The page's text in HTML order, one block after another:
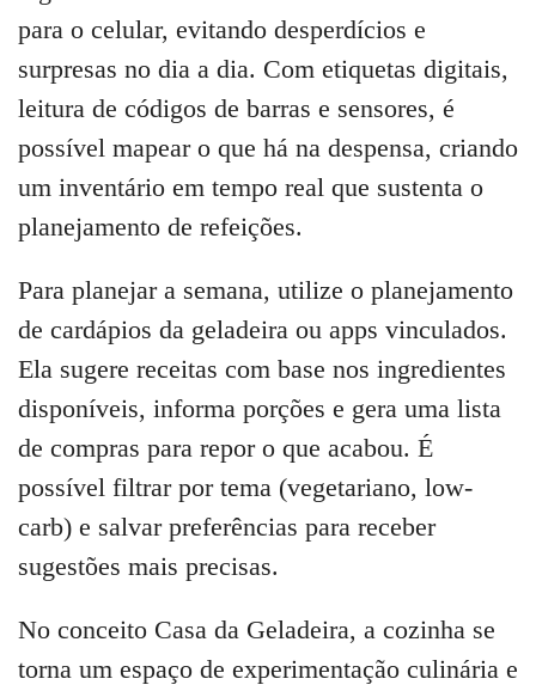
para o celular, evitando desperdícios e
surpresas no dia a dia. Com etiquetas digitais,
leitura de códigos de barras e sensores, é
possível mapear o que há na despensa, criando
um inventário em tempo real que sustenta o
planejamento de refeições.
Para planejar a semana, utilize o planejamento
de cardápios da geladeira ou apps vinculados.
Ela sugere receitas com base nos ingredientes
disponíveis, informa porções e gera uma lista
de compras para repor o que acabou. É
possível filtrar por tema (vegetariano, low-
carb) e salvar preferências para receber
sugestões mais precisas.
No conceito Casa da Geladeira, a cozinha se
torna um espaço de experimentação culinária e